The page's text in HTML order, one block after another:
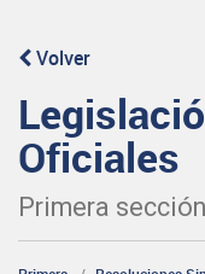
Volver
Oficiales
Primera sección